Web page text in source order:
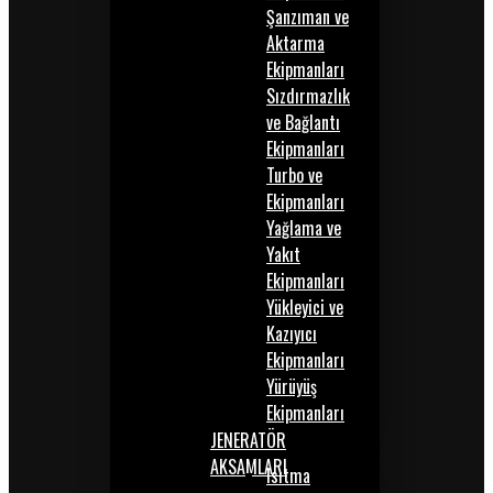
Şanzıman ve
Aktarma
Ekipmanları
Sızdırmazlık
ve Bağlantı
Ekipmanları
Turbo ve
Ekipmanları
Yağlama ve
Yakıt
Ekipmanları
Yükleyici ve
Kazıyıcı
Ekipmanları
Yürüyüş
Ekipmanları
JENERATÖR
AKSAMLARIIsıtma